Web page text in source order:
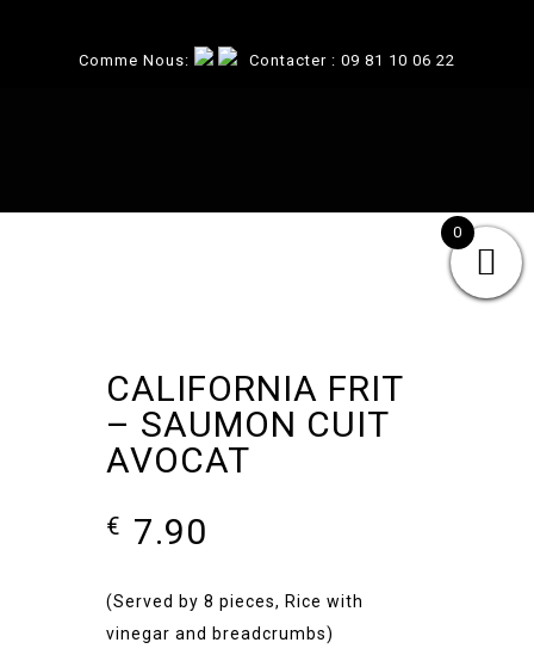
Comme Nous: Contacter : 09 81 10 06 22
CALIFORNIA FRIT
– SAUMON CUIT
AVOCAT
€ 7.90
(Served by 8 pieces, Rice with
vinegar and breadcrumbs)
0